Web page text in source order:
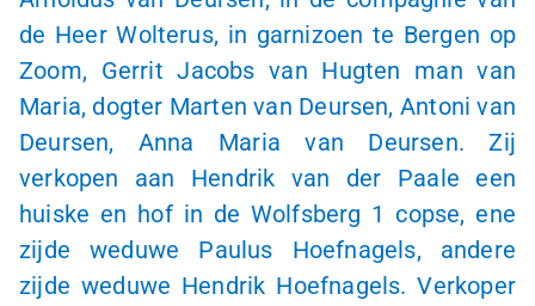
de Heer Wolterus, in garnizoen te Bergen op
Zoom, Gerrit Jacobs van Hugten man van
Maria, dogter Marten van Deursen, Antoni van
Deursen, Anna Maria van Deursen. Zij
verkopen aan Hendrik van der Paale een
huiske en hof in de Wolfsberg 1 copse, ene
zijde weduwe Paulus Hoefnagels, andere
zijde weduwe Hendrik Hoefnagels. Verkoper